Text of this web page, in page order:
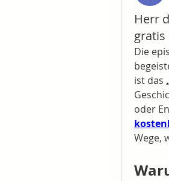
Herr
gratis
Die
ist das
oder
Wege,